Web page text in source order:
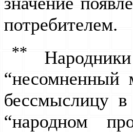
потребителем.
**
бессмыслицу
“народном